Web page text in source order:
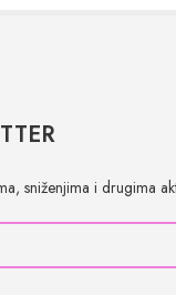
sniženjima i drugima